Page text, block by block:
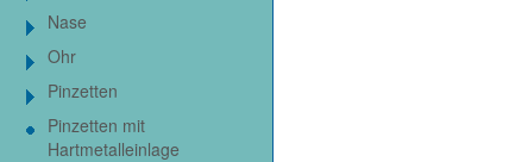
Nase
Ohr
Pinzetten
Pinzetten mit
Hartmetalleinlage